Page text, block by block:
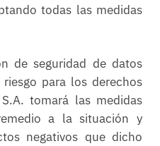
todas las medidas
de seguridad de datos
para los derechos
tomará las medidas
a la situación y
negativos que dicho